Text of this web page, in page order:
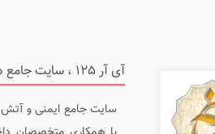
آی آر 125 ، سایت جامع در زمینه ایمنی و آتش نشانی